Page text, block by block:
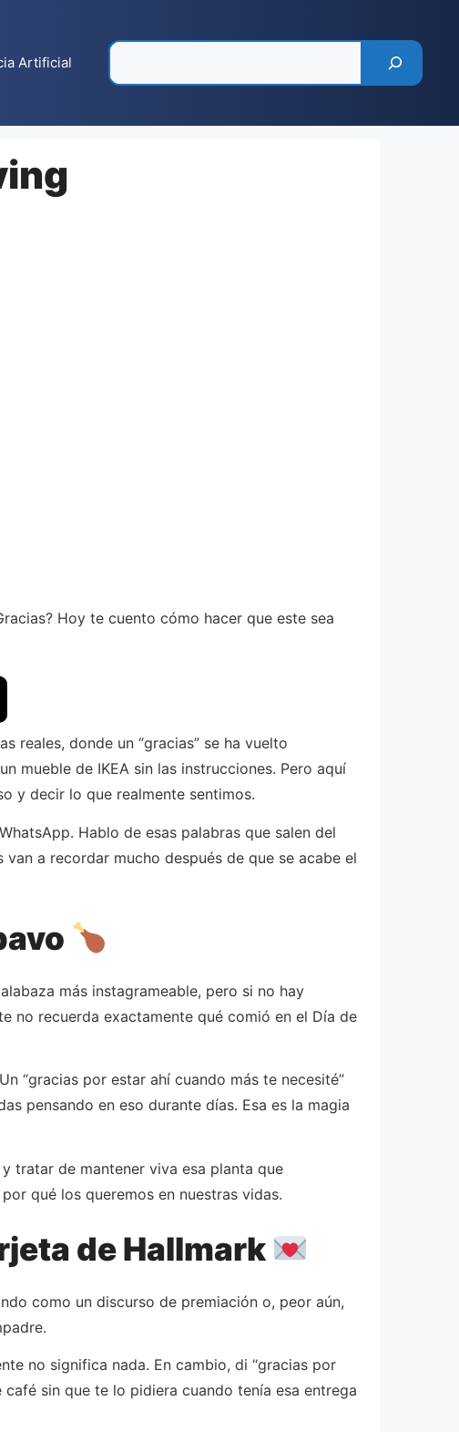
Artificial
Hoy te cuento cómo hacer que este sea
reales, donde un “gracias” se ha vuelto
mueble de IKEA sin las instrucciones. Pero aquí
y decir lo que realmente sentimos.
Hablo de esas palabras que salen del
a recordar mucho después de que se acabe el
más instagrameable, pero si no hay
no recuerda exactamente qué comió en el Día de
“gracias por estar ahí cuando más te necesité”
pensando en eso durante días. Esa es la magia
tratar de mantener viva esa planta que
qué los queremos en nuestras vidas.
de Hallmark
como un discurso de premiación o, peor aún,
no significa nada. En cambio, di “gracias por
sin que te lo pidiera cuando tenía esa entrega